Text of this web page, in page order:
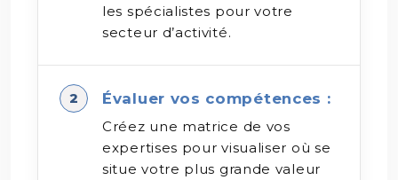
les spécialistes pour votre
secteur d’activité.
Évaluer vos compétences :
Créez une matrice de vos
expertises pour visualiser où se
situe votre plus grande valeur